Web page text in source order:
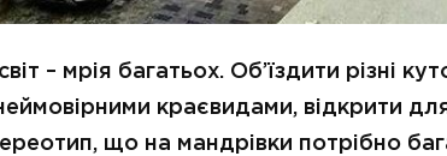
– мрія багатьох. Об’їздити різні
краєвидами, відкрити для
що на мандрівки потрібно